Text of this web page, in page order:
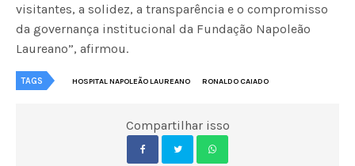
visitantes, a solidez, a transparência e o compromisso
da governança institucional da Fundação Napoleão
Laureano”, afirmou.
TAGS HOSPITAL NAPOLEÃO LAUREANO RONALDO CAIADO
Compartilhar isso